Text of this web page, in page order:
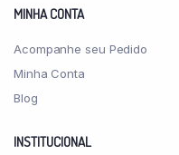
MINHA CONTA
Acompanhe seu Pedido
Minha Conta
Blog
INSTITUCIONAL